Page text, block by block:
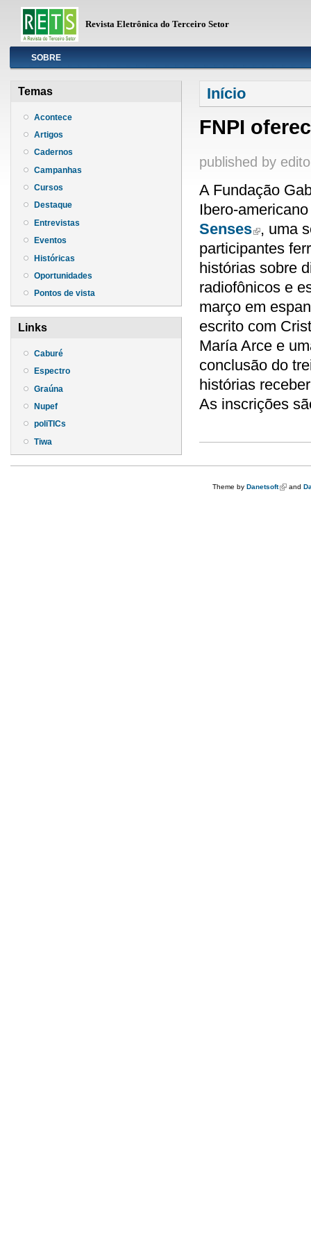
Revista Eletrônica do Terceiro Setor
InfoSOBRE
Temas
Acontece
Artigos
Cadernos
Campanhas
Cursos
Destaque
Entrevistas
Eventos
Históricas
Oportunidades
Pontos de vista
Links
Caburé
Espectro
Graúna
Nupef
poliTICs
Tiwa
Você está aqui
Início
FNPI
published by
A Fundação
Ibero-
Senses (link is
, uma
participantes
histórias sobre
radiofônicos e
março em
escrito com
María Arce e
conclusão do
histórias
As inscrições
Theme by Danetsoft(link is
and